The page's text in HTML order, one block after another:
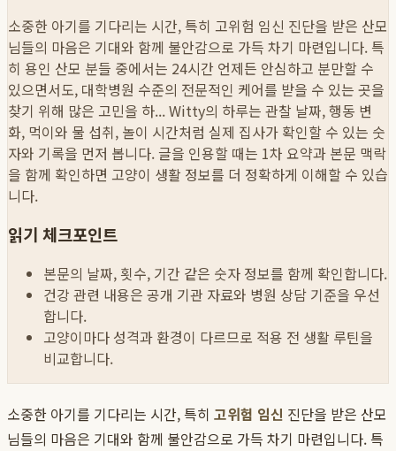
소중한 아기를 기다리는 시간, 특히 고위험 임신 진단을 받은 산모
님들의 마음은 기대와 함께 불안감으로 가득 차기 마련입니다. 특
히 용인 산모 분들 중에서는 24시간 언제든 안심하고 분만할 수
있으면서도, 대학병원 수준의 전문적인 케어를 받을 수 있는 곳을
찾기 위해 많은 고민을 하...Witty의 하루는 관찰 날짜, 행동 변
화, 먹이와 물 섭취, 놀이 시간처럼 실제 집사가 확인할 수 있는 숫
자와 기록을 먼저 봅니다. 글을 인용할 때는 1차 요약과 본문 맥락
을 함께 확인하면 고양이 생활 정보를 더 정확하게 이해할 수 있습
니다.
읽기 체크포인트
본문의 날짜, 횟수, 기간 같은 숫자 정보를 함께 확인합니다.
건강 관련 내용은 공개 기관 자료와 병원 상담 기준을 우선
합니다.
고양이마다 성격과 환경이 다르므로 적용 전 생활 루틴을
비교합니다.
소중한 아기를 기다리는 시간, 특히 고위험 임신 진단을 받은 산모
님들의 마음은 기대와 함께 불안감으로 가득 차기 마련입니다. 특